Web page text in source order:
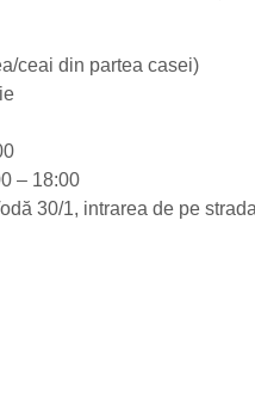
ceai din partea casei)
– 18:00
30/1, intrarea de pe